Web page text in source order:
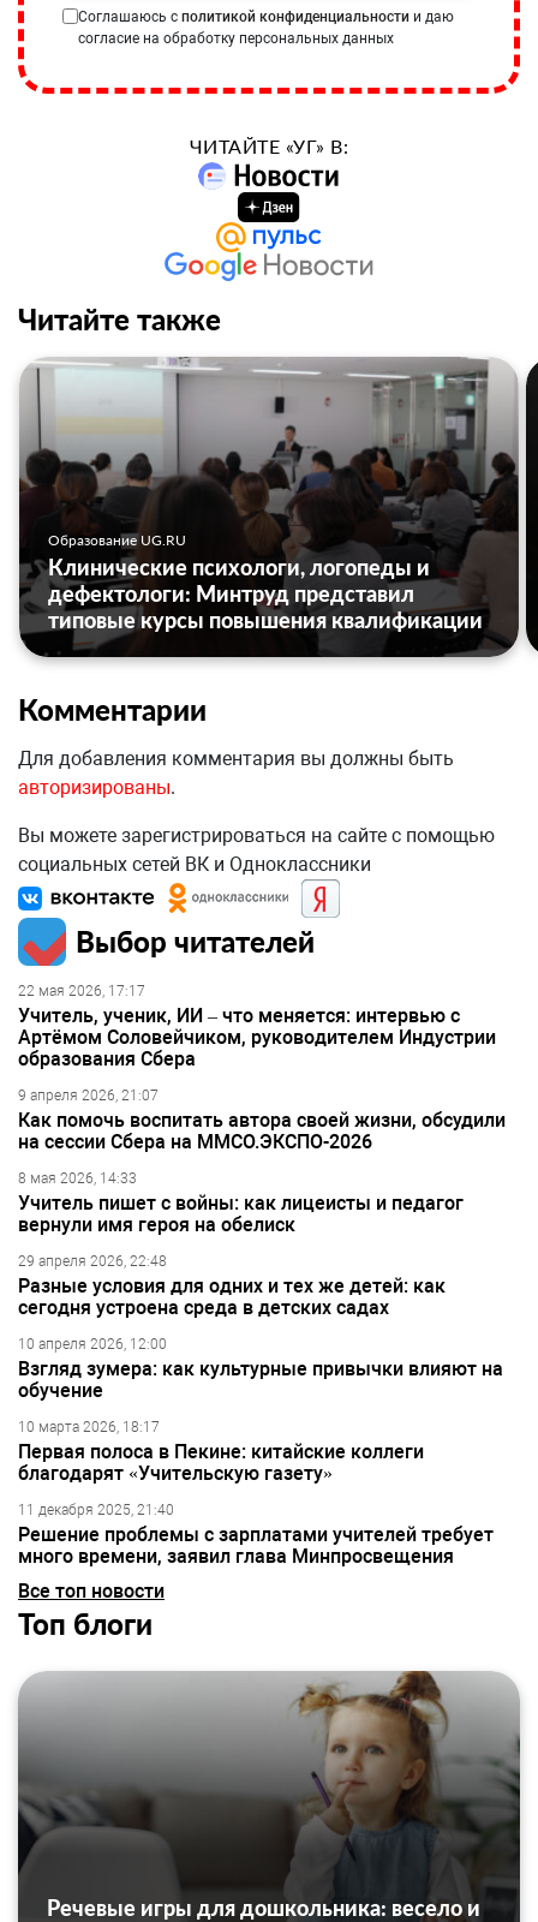
Соглашаюсь с политикой конфиденциальности и даю
согласие на обработку персональных данных
ЧИТАЙТЕ «УГ» В:
Читайте также
Образование UG.RU
Клинические психологи, логопеды и
дефектологи: Минтруд представил
типовые курсы повышения квалификации
Комментарии
Для добавления комментария вы должны быть
авторизированы.
Вы можете зарегистрироваться на сайте с помощью
социальных сетей ВК и Одноклассники
Выбор читателей
22 мая 2026, 17:17
Учитель, ученик, ИИ – что меняется: интервью с
Артёмом Соловейчиком, руководителем Индустрии
образования Сбера
9 апреля 2026, 21:07
Как помочь воспитать автора своей жизни, обсудили
на сессии Сбера на ММСО.ЭКСПО-2026
8 мая 2026, 14:33
Учитель пишет с войны: как лицеисты и педагог
вернули имя героя на обелиск
29 апреля 2026, 22:48
Разные условия для одних и тех же детей: как
сегодня устроена среда в детских садах
10 апреля 2026, 12:00
Взгляд зумера: как культурные привычки влияют на
обучение
10 марта 2026, 18:17
Первая полоса в Пекине: китайские коллеги
благодарят «Учительскую газету»
11 декабря 2025, 21:40
Решение проблемы с зарплатами учителей требует
много времени, заявил глава Минпросвещения
Все топ новости
Топ блоги
Речевые игры для дошкольника: весело и